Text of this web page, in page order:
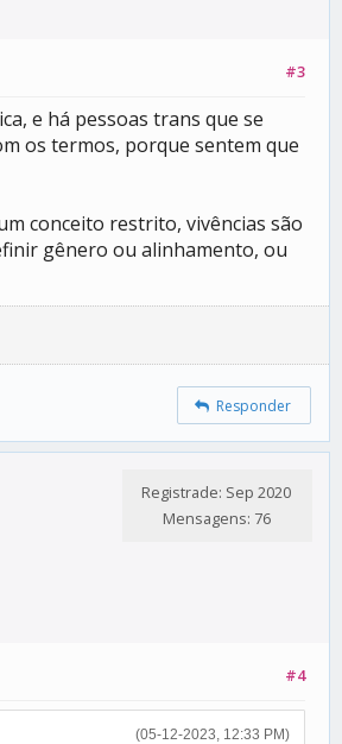
#3
e há pessoas trans que se
os termos, porque sentem que
conceito restrito, vivências são
gênero ou alinhamento, ou
Responder
Registrade: Sep 2020
Mensagens: 76
#4
(05-12-2023, 12:33 PM)